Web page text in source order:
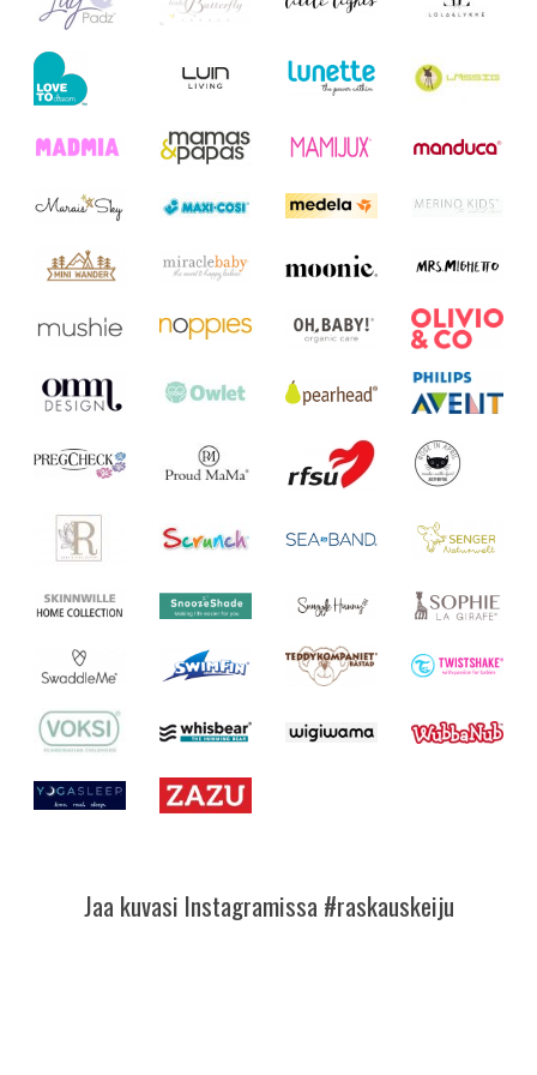
Jaa kuvasi Instagramissa #raskauskeiju